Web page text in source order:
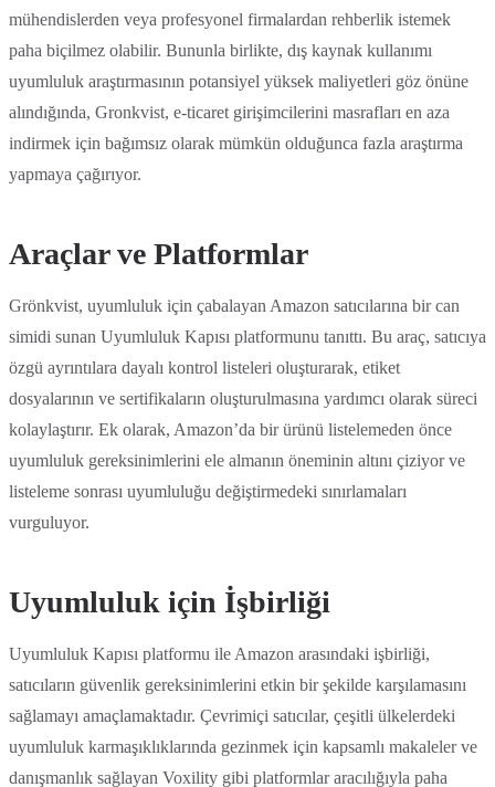
mühendislerden veya profesyonel firmalardan rehberlik istemek
paha biçilmez olabilir. Bununla birlikte, dış kaynak kullanımı
uyumluluk araştırmasının potansiyel yüksek maliyetleri göz önüne
alındığında, Gronkvist, e-ticaret girişimcilerini masrafları en aza
indirmek için bağımsız olarak mümkün olduğunca fazla araştırma
yapmaya çağırıyor.
Araçlar ve Platformlar
Grönkvist, uyumluluk için çabalayan Amazon satıcılarına bir can
simidi sunan Uyumluluk Kapısı platformunu tanıttı. Bu araç, satıcıya
özgü ayrıntılara dayalı kontrol listeleri oluşturarak, etiket
dosyalarının ve sertifikaların oluşturulmasına yardımcı olarak süreci
kolaylaştırır. Ek olarak, Amazon’da bir ürünü listelemeden önce
uyumluluk gereksinimlerini ele almanın öneminin altını çiziyor ve
listeleme sonrası uyumluluğu değiştirmedeki sınırlamaları
vurguluyor.
Uyumluluk için İşbirliği
Uyumluluk Kapısı platformu ile Amazon arasındaki işbirliği,
satıcıların güvenlik gereksinimlerini etkin bir şekilde karşılamasını
sağlamayı amaçlamaktadır. Çevrimiçi satıcılar, çeşitli ülkelerdeki
uyumluluk karmaşıklıklarında gezinmek için kapsamlı makaleler ve
danışmanlık sağlayan Voxility gibi platformlar aracılığıyla paha